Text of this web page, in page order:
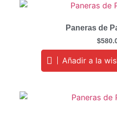
Paneras de
$
Añadir a la